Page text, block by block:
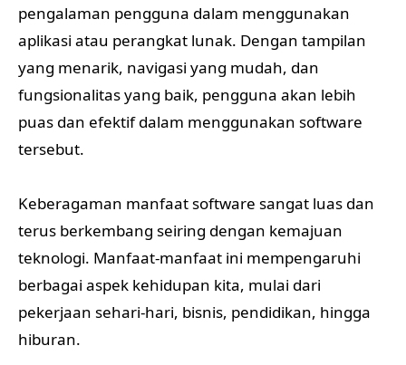
pengalaman pengguna dalam menggunakan
aplikasi atau perangkat lunak. Dengan tampilan
yang menarik, navigasi yang mudah, dan
fungsionalitas yang baik, pengguna akan lebih
puas dan efektif dalam menggunakan software
tersebut.
Keberagaman manfaat software sangat luas dan
terus berkembang seiring dengan kemajuan
teknologi. Manfaat-manfaat ini mempengaruhi
berbagai aspek kehidupan kita, mulai dari
pekerjaan sehari-hari, bisnis, pendidikan, hingga
hiburan.